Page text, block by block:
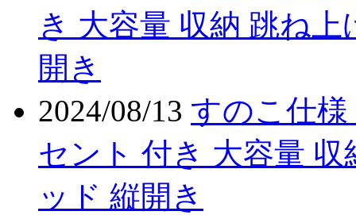
き 大容量 収納 跳ね
開き
2024/08/13 すのこ仕
セント 付き 大容量
ッド 縦開き